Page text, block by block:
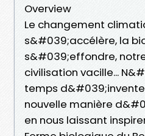
Overview
Le changement
s&#039;accélère, la
s&#039;effondre,
civilisation vacille...
temps
nouvelle manière
en nous laissant